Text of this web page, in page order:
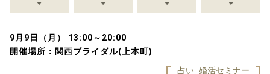
9月9日（月） 13:00～20:00
開催場所： 関西ブライダル(上本町)
占い 婚活セミナー